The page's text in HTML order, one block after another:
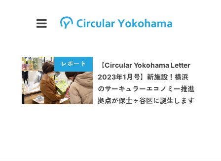
【Circular Yokohama Letter
2023年1月号】新施設！横浜
のサーキュラーエコノミー推進
拠点が保土ヶ谷区に誕生します